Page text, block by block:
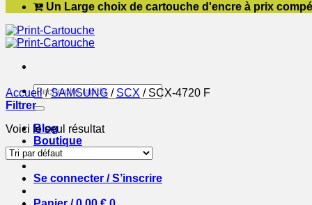
Un Large choix de cartouche d'encre à prix
Recherche
pour :
Blog
Boutique
Contact
Se connecter / S’inscrire
Accueil / SAMSUNG / SCX /SCX-4720 F
Filtrer
Voici le seul résultat